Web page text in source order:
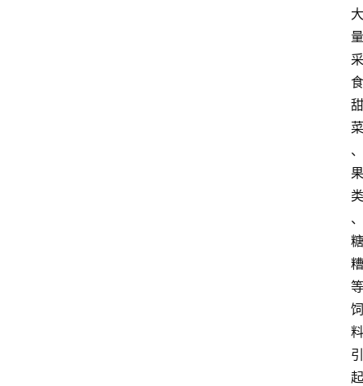
大
量
采
食
甜
菜
、
果
类
、
糖
糟
等
饲
料
引
起